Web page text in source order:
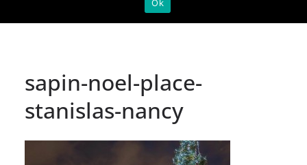
sapin-noel-place-
stanislas-nancy
Ok